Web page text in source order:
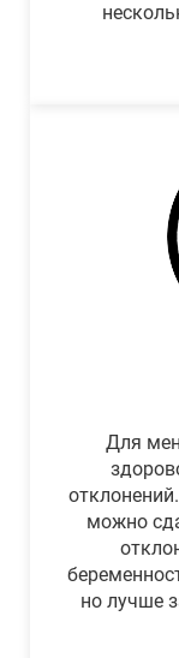
Для
можно
но лучше